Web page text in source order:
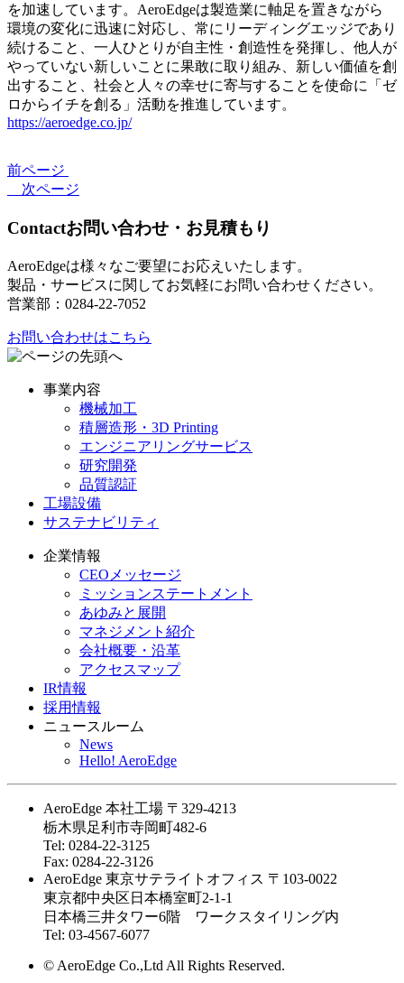
を加速しています。AeroEdgeは製造業に軸足を置きながら
環境の変化に迅速に対応し、常にリーディングエッジであり
続けること、一人ひとりが自主性・創造性を発揮し、他人が
やっていない新しいことに果敢に取り組み、新しい価値を創
出すること、社会と人々の幸せに寄与することを使命に「ゼ
ロからイチを創る」活動を推進しています。
https://aeroedge.co.jp/
前ページ
次ページ
Contactお問い合わせ・お見積もり
AeroEdgeは様々なご要望にお応えいたします。
製品・サービスに関してお気軽にお問い合わせください。
営業部：0284-22-7052
お問い合わせはこちら
事業内容
機械加工
積層造形・3D Printing
エンジニアリングサービス
研究開発
品質認証
工場設備
サステナビリティ
企業情報
CEOメッセージ
ミッションステートメント
あゆみと展開
マネジメント紹介
会社概要・沿革
アクセスマップ
IR情報
採用情報
ニュースルーム
News
Hello! AeroEdge
AeroEdge 本社工場 〒329-4213
栃木県足利市寺岡町482-6
Tel: 0284-22-3125
Fax: 0284-22-3126
AeroEdge 東京サテライトオフィス 〒103-0022
東京都中央区日本橋室町2-1-1
日本橋三井タワー6階 ワークスタイリング内
Tel: 03-4567-6077
© AeroEdge Co.,Ltd All Rights Reserved.